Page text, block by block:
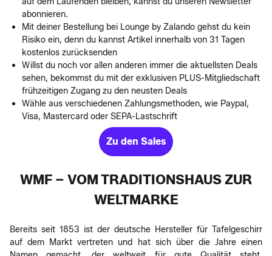
abonnieren.
Mit deiner Bestellung bei Lounge by Zalando gehst du kein
Risiko ein, denn du kannst Artikel innerhalb von 31 Tagen
kostenlos zurücksenden
Willst du noch vor allen anderen immer die aktuellsten Deals
sehen, bekommst du mit der exklusiven PLUS-Mitgliedschaft
frühzeitigen Zugang zu den neusten Deals
Wähle aus verschiedenen Zahlungsmethoden, wie Paypal,
Visa, Mastercard oder SEPA-Lastschrift
Zu den Sales
WMF – VOM TRADITIONSHAUS ZUR
WELTMARKE
Bereits seit 1853 ist der deutsche Hersteller für Tafelgeschirr
auf dem Markt vertreten und hat sich über die Jahre einen